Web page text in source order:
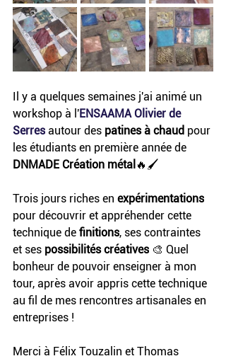
Il y a quelques semaines j'ai animé un
workshop à l'ENSAAMA Olivier de
Serres autour des patines à chaud pour
les étudiants en première année de
DNMADE Création métal 🔥🖌
Trois jours riches en expérimentations
pour découvrir et appréhender cette
technique de finitions, ses contraintes
et ses possibilités créatives 🎨 Quel
bonheur de pouvoir enseigner à mon
tour, après avoir appris cette technique
au fil de mes rencontres artisanales en
entreprises !
Merci à Félix Touzalin et Thomas